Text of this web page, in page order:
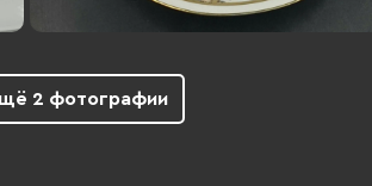
2 фотографии